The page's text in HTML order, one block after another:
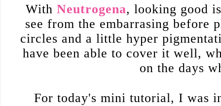
With Neutrogena, looking good
see from the embarrasing before
circles and a little hyper
have been able to cover it well,
on the days
For today's mini tutorial, I was